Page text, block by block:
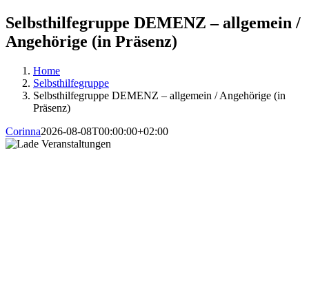
Selbsthilfegruppe DEMENZ – allgemein /
Angehörige (in Präsenz)
Home
Selbsthilfegruppe
Selbsthilfegruppe DEMENZ – allgemein / Angehörige (in
Präsenz)
Corinna2026-08-08T00:00:00+02:00